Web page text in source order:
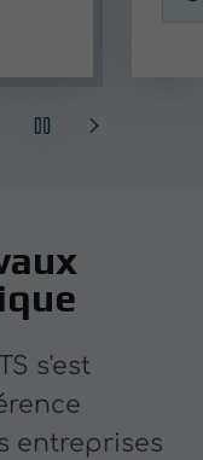
s'est
entreprises